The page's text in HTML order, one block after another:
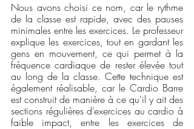
Nous avons choisi ce nom, car le rythme
de la classe est rapide, avec des pauses
minimales entre les exercices. Le professeur
explique les exercices, tout en gardant les
gens en mouvement, ce qui permet à la
fréquence cardiaque de rester élevée tout
au long de la classe. Cette technique est
également réalisable, car le Cardio Barre
est construit de manière à ce qu'il y ait des
sections régulières d’exercices au cardio à
faible impact, entre les exercices de